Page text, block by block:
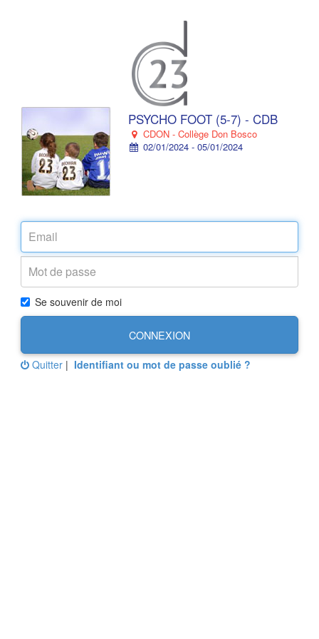
PSYCHO FOOT (5-7) - CDB
CDON - Collège Don Bosco
02/01/2024 - 05/01/2024
Se souvenir de moi
CONNEXION
Quitter | Identifiant ou mot de passe oublié ?